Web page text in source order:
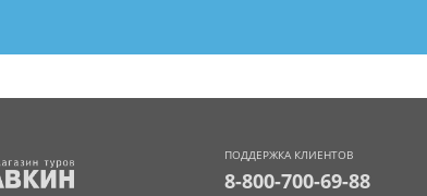
ПОДДЕРЖКА КЛИЕНТОВ
8-800-700-69-88